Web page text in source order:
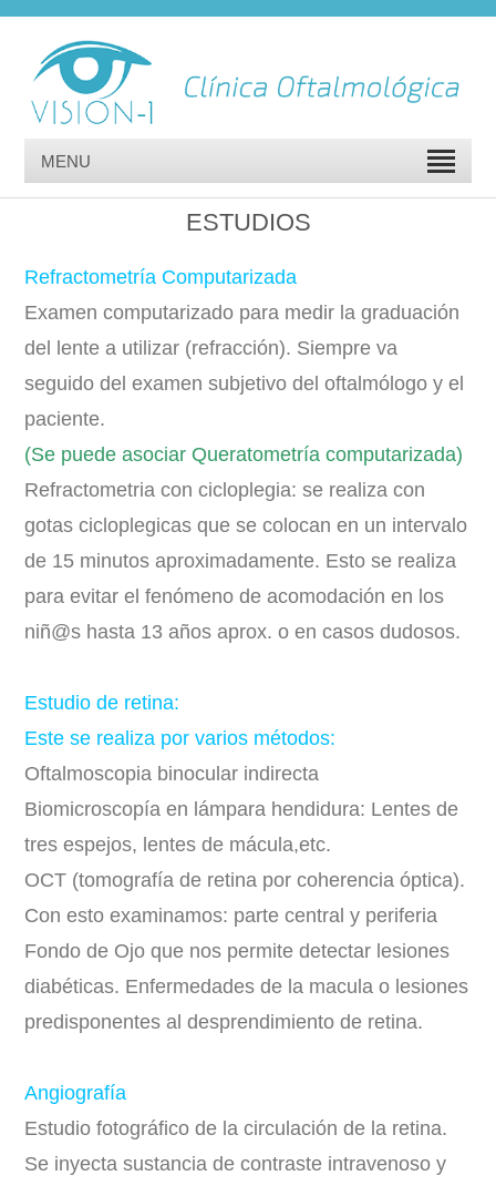
MENU
ESTUDIOS
Refractometría Computarizada
Examen computarizado para medir la graduación
del lente a utilizar (refracción). Siempre va
seguido del examen subjetivo del oftalmólogo y el
paciente.
(Se puede asociar Queratometría computarizada)
Refractometria con cicloplegia: se realiza con
gotas cicloplegicas que se colocan en un intervalo
de 15 minutos aproximadamente. Esto se realiza
para evitar el fenómeno de acomodación en los
niñ@s hasta 13 años aprox. o en casos dudosos.
Estudio de retina:
Este se realiza por varios métodos:
Oftalmoscopia binocular indirecta
Biomicroscopía en lámpara hendidura: Lentes de
tres espejos, lentes de mácula,etc.
OCT (tomografía de retina por coherencia óptica).
Con esto examinamos: parte central y periferia
Fondo de Ojo que nos permite detectar lesiones
diabéticas. Enfermedades de la macula o lesiones
predisponentes al desprendimiento de retina.
Angiografía
Estudio fotográfico de la circulación de la retina.
Se inyecta sustancia de contraste intravenoso y